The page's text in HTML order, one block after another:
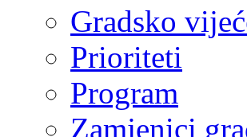
Gradsko
Prioriteti
Program
Zamjenici